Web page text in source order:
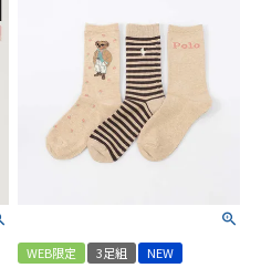
WEB限定 3足組
NEW